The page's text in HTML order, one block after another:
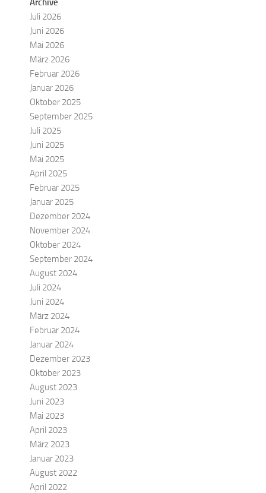
Archive
Juli 2026
Juni 2026
Mai 2026
März 2026
Februar 2026
Januar 2026
Oktober 2025
September 2025
Juli 2025
Juni 2025
Mai 2025
April 2025
Februar 2025
Januar 2025
Dezember 2024
November 2024
Oktober 2024
September 2024
August 2024
Juli 2024
Juni 2024
März 2024
Februar 2024
Januar 2024
Dezember 2023
Oktober 2023
August 2023
Juni 2023
Mai 2023
April 2023
März 2023
Januar 2023
August 2022
April 2022